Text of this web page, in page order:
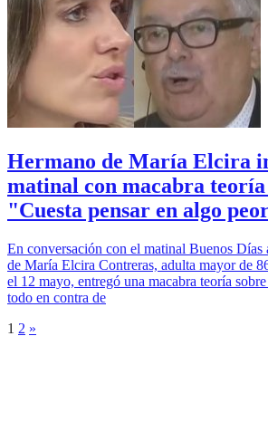
Hermano de María Elcira
matinal con macabra teoría
"Cuesta pensar en algo
En conversación con el matinal Buenos Días
de María Elcira Contreras, adulta mayor de
el 12 mayo, entregó una macabra teoría
todo en contra de
1 2 »